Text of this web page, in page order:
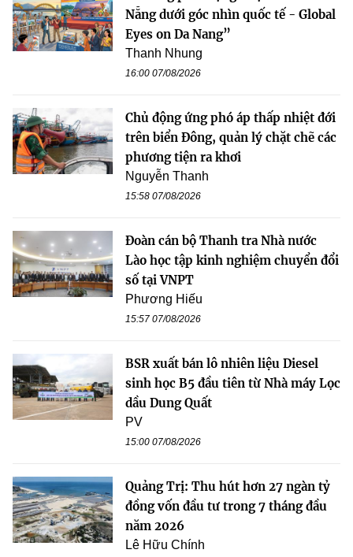
Nẵng dưới góc nhìn quốc tế - Global
Eyes on Da Nang”
Thanh Nhung
16:00 07/08/2026
Chủ động ứng phó áp thấp nhiệt đới
trên biển Đông, quản lý chặt chẽ các
phương tiện ra khơi
Nguyễn Thanh
15:58 07/08/2026
Đoàn cán bộ Thanh tra Nhà nước
Lào học tập kinh nghiệm chuyển đổi
số tại VNPT
Phương Hiếu
15:57 07/08/2026
BSR xuất bán lô nhiên liệu Diesel
sinh học B5 đầu tiên từ Nhà máy Lọc
dầu Dung Quất
PV
15:00 07/08/2026
Quảng Trị: Thu hút hơn 27 ngàn tỷ
đồng vốn đầu tư trong 7 tháng đầu
năm 2026
Lê Hữu Chính